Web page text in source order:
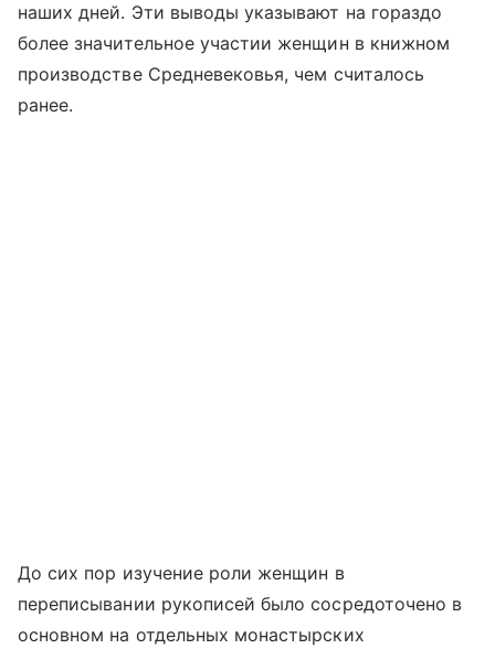
наших дней. Эти выводы указывают на гораздо
более значительное участии женщин в книжном
производстве Средневековья, чем считалось
ранее.
До сих пор изучение роли женщин в
переписывании рукописей было сосредоточено в
основном на отдельных монастырских